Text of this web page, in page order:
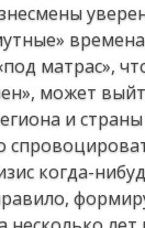
матрас»,
может
и
когда-